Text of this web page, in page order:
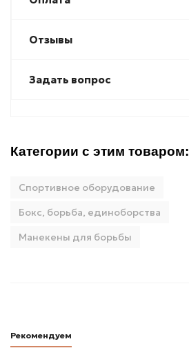
Отзывы
Задать вопрос
Категории с этим товаром:
Спортивное оборудование
Бокс, борьба, единоборства
Манекены для борьбы
Рекомендуем